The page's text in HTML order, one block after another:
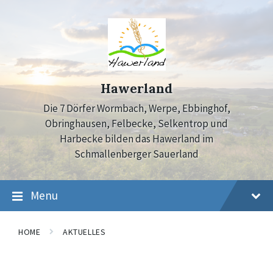
Hawerland
Die 7 Dörfer Wormbach, Werpe, Ebbinghof,
Obringhausen, Felbecke, Selkentrop und
Harbecke bilden das Hawerland im
Schmallenberger Sauerland
Menu
HOME AKTUELLES